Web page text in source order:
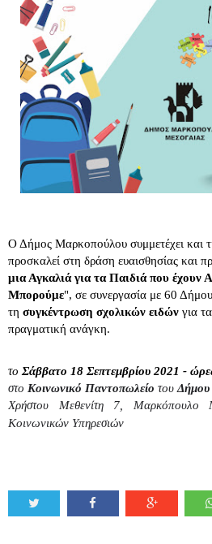
Ο Δήμος Μαρκοπούλου συμμετέχει και
προσκαλεί στη δράση ευαισθησίας και
μια Αγκαλιά για τα Παιδιά που έχουν
Μπορούμε", σε συνεργασία με 60
τη συγκέντρωση σχολικών ειδών για
πραγματική ανάγκη.
το Σάββατο 18 Σεπτεμβρίου 2021 -
στο Κοινωνικό Παντοπωλείο του
Χρήστου Μεθενίτη 7, Μαρκόπουλο
Κοινωνικών Υπηρεσιών